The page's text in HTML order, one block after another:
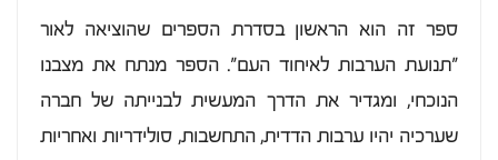
ספר זה הוא הראשון בסדרת הספרים שהוציאה לאור
"תנועת הערבות לאיחוד העם". הספר מנתח את מצבנו
הנוכחי, ומגדיר את הדרך המעשית לבנייתה של חברה
שערכיה יהיו ערבות הדדית, התחשבות, סולידריות ואחריות